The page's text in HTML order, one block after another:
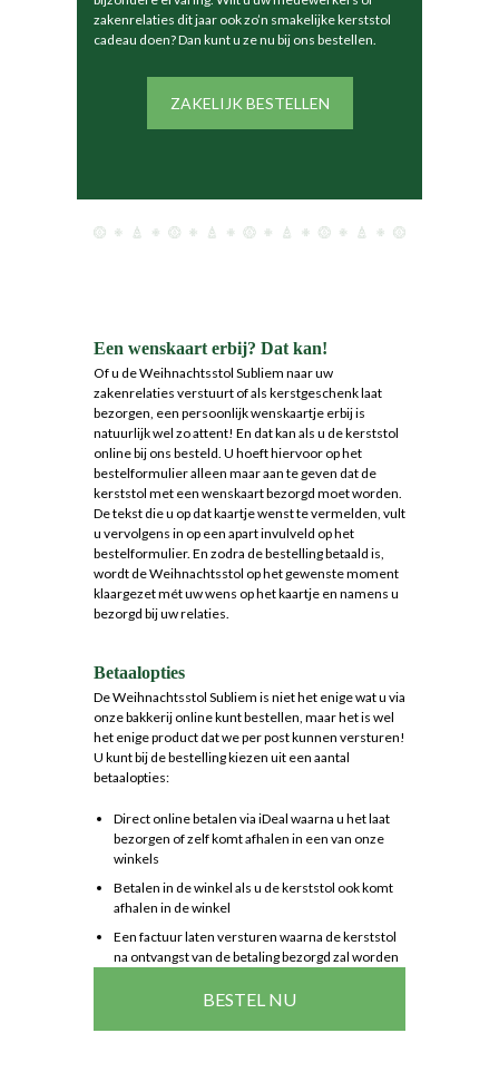
zakenrelaties dit jaar ook zo’n smakelijke kerststol
cadeau doen? Dan kunt u ze nu bij ons bestellen
ZAKELIJK BESTELLEN
Een wenskaart erbij? Dat kan!
Of u de Weihnachtsstol Subliem naar uw
zakenrelaties verstuurt of als kerstgeschenk laat
bezorgen, een persoonlijk wenskaartje erbij is
natuurlijk wel zo attent! En dat kan als u de kerststol
online bij ons besteld. U hoeft hiervoor op het
bestelformulier alleen maar aan te geven dat de
kerststol met een wenskaart bezorgd moet worden.
De tekst die u op dat kaartje wenst te vermelden, vult
u vervolgens in op een apart invulveld op het
bestelformulier. En zodra de bestelling betaald is,
wordt de Weihnachtsstol op het gewenste moment
klaargezet mét uw wens op het kaartje en namens u
bezorgd bij uw relaties.
Betaalopties
De Weihnachtsstol Subliem is niet het enige wat u via
onze bakkerij online kunt bestellen, maar het is wel
het enige product dat we per post kunnen versturen!
U kunt bij de bestelling kiezen uit een aantal
betaalopties:
Direct online betalen via iDeal waarna u het laat
bezorgen of zelf komt afhalen in een van onze
winkels
Betalen in de winkel als u de kerststol ook komt
afhalen in de winkel
Een factuur laten versturen waarna de kerststol
na ontvangst van de betaling bezorgd zal worden
BESTEL NU